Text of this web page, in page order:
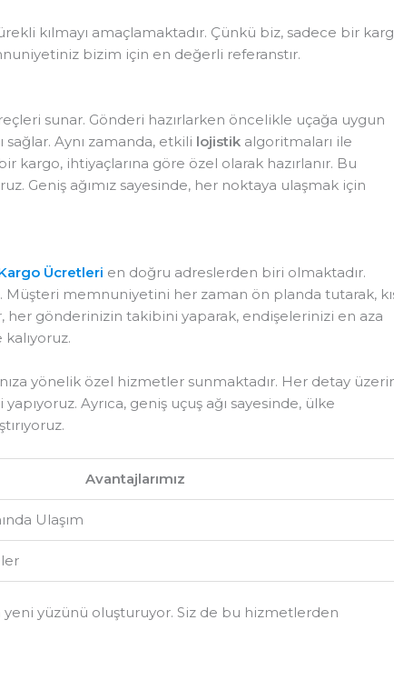
kılmayı amaçlamaktadır. Çünkü biz, sadece bir
bizim için en değerli referanstır.
sunar. Gönderi hazırlarken öncelikle uçağa uygun
Aynı zamanda, etkili lojistik algoritmaları ile
ihtiyaçlarına göre özel olarak hazırlanır. Bu
Geniş ağımız sayesinde, her noktaya ulaşmak için
Ücretleri en doğru adreslerden biri olmaktadır.
memnuniyetini her zaman ön planda tutarak,
her gönderinizin takibini yaparak, endişelerinizi en aza
yönelik özel hizmetler sunmaktadır. Her detay
Ayrıca, geniş uçuş ağı sayesinde, ülke
Avantajlarımız
Ulaşım
yeni yüzünü oluşturuyor. Siz de bu hizmetlerden